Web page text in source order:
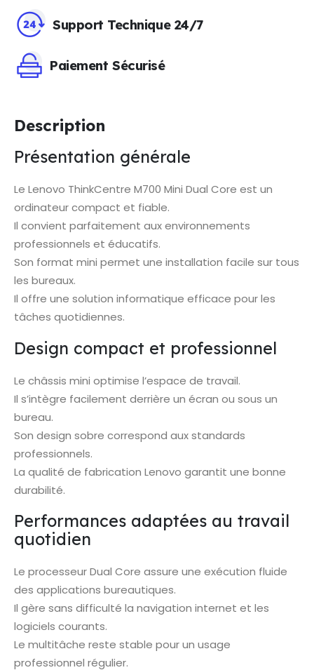
Support Technique 24/7
Paiement Sécurisé
Description
Présentation générale
Le Lenovo ThinkCentre M700 Mini Dual Core est un
ordinateur compact et fiable.
Il convient parfaitement aux environnements
professionnels et éducatifs.
Son format mini permet une installation facile sur tous
les bureaux.
Il offre une solution informatique efficace pour les
tâches quotidiennes.
Design compact et professionnel
Le châssis mini optimise l’espace de travail.
Il s’intègre facilement derrière un écran ou sous un
bureau.
Son design sobre correspond aux standards
professionnels.
La qualité de fabrication Lenovo garantit une bonne
durabilité.
Performances adaptées au travail
quotidien
Le processeur Dual Core assure une exécution fluide
des applications bureautiques.
Il gère sans difficulté la navigation internet et les
logiciels courants.
Le multitâche reste stable pour un usage
professionnel régulier.